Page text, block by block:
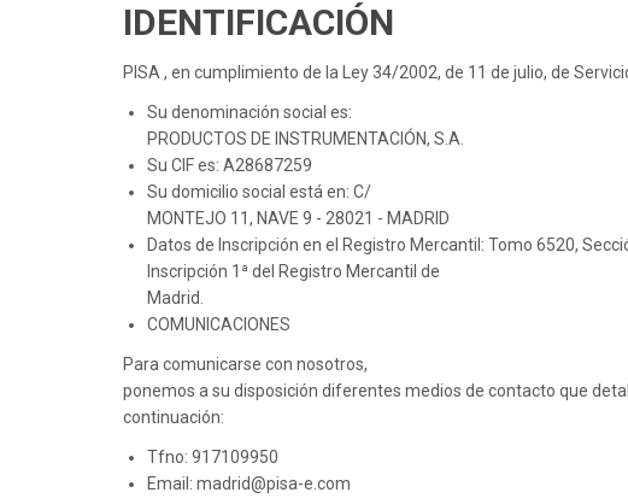
IDENTIFICACIÓN
PISA , en cumplimiento de la Ley 34/2002, de 11 de julio, de
Su denominación social es:
PRODUCTOS DE INSTRUMENTACIÓN, S.A.
Su CIF es: A28687259
Su domicilio social está en: C/
MONTEJO 11, NAVE 9 - 28021 - MADRID
Datos de Inscripción en el Registro Mercantil: Tomo 6520,
Inscripción 1ª del Registro Mercantil de
Madrid.
COMUNICACIONES
Para comunicarse con nosotros,
ponemos a su disposición diferentes medios de contacto que
continuación:
Tfno: 917109950
Email: madrid@pisa-e.com